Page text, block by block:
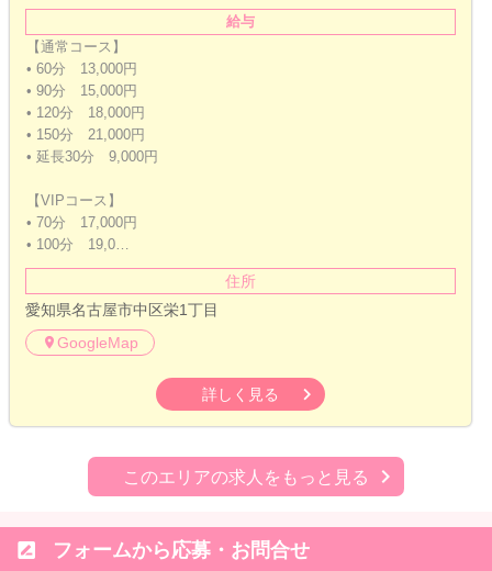
給与
【通常コース】
• 60分 13,000円
• 90分 15,000円
• 120分 18,000円
• 150分 21,000円
• 延長30分 9,000円
【VIPコース】
• 70分 17,000円
• 100分 19,0…
住所
愛知県名古屋市中区栄1丁目
GoogleMap
詳しく見る
このエリアの求人をもっと見る
 フォームから応募・お問合せ